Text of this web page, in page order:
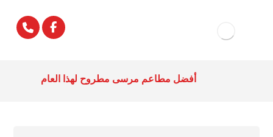
أفضل مطاعم مرسى مطروح لهذا العام